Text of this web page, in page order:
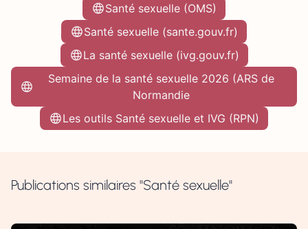
Santé sexuelle (OMS)
Santé sexuelle (sante.gouv.fr)
La santé sexuelle (ivg.gouv.fr)
Semaine de la santé sexuelle 2026 (ARS de
Normandie
Les outils Santé sexuelle et IVG (RPN)
Publications similaires "Santé sexuelle"